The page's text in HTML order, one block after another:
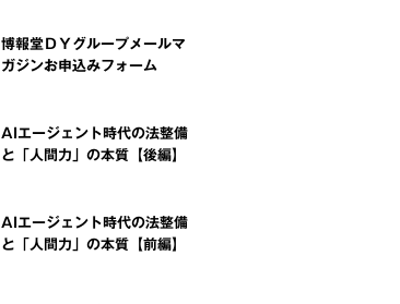
博報堂ＤＹグループメールマ
ガジンお申込みフォーム
AIエージェント時代の法整備
と「人間力」の本質【後編】
AIエージェント時代の法整備
と「人間力」の本質【前編】